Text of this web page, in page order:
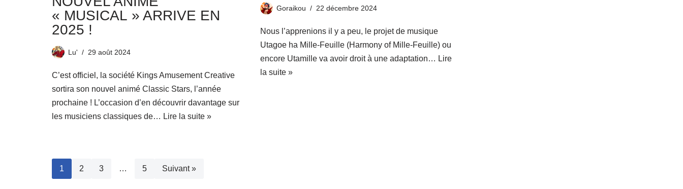
Goraikou 22 décembre 2024
Nous l’apprenions il y a peu, le projet de musique
Utagoe ha Mille-Feuille (Harmony of Mille-Feuille) ou
encore Utamille va avoir droit à une adaptation… Lire
la suite »
« MUSICAL » ARRIVE EN
2025 !
Lu' 29 août 2024
C’est officiel, la société Kings Amusement Creative
sortira son nouvel animé Classic Stars, l’année
prochaine ! L’occasion d’en découvrir davantage sur
les musiciens classiques de… Lire la suite »
1 2 3 … 5 Suivant »